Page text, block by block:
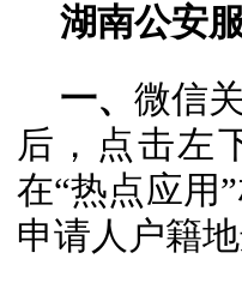
湖南公安
一、 微信
后，点击左
在“热点应用
申请人户籍